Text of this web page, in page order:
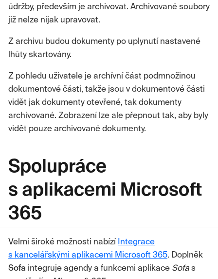
údržby, především je archivovat. Archivované soubory
již nelze nijak upravovat.
Z archivu budou dokumenty po uplynutí nastavené
lhůty skartovány.
Z pohledu uživatele je archívní část podmnožinou
dokumentové části, takže jsou v dokumentové části
vidět jak dokumenty otevřené, tak dokumenty
archivované. Zobrazení lze ale přepnout tak, aby byly
vidět pouze archivované dokumenty.
Spolupráce
s aplikacemi Microsoft
365
Velmi široké možnosti nabízí
Integrace
s kancelářskými aplikacemi Microsoft 365. Doplněk
Sofa integruje agendy a funkcemi aplikace Sofa s